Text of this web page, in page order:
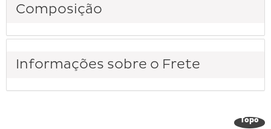
Composição
Informações sobre o Frete
Topo